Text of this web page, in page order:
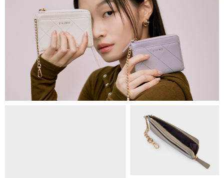
資料（包含姓名、電話或地址）提供予台灣大哥大進項蒐集、處理及利用，
由本公司與您本人進行分期帳單所需資料之確認、核對及更正。
3.完整用戶服務條款，請詳閱以下連結：
https://oppay.tw/userRule
付款後7-11取貨
每筆NT$80，滿NT$1,500(含以上)免運費
宅配（無提供外島）
每筆NT$100，滿NT$1,500(含以上)免運費
每筆NT$100，滿NT$1,500(含以上)免運費
查看運費